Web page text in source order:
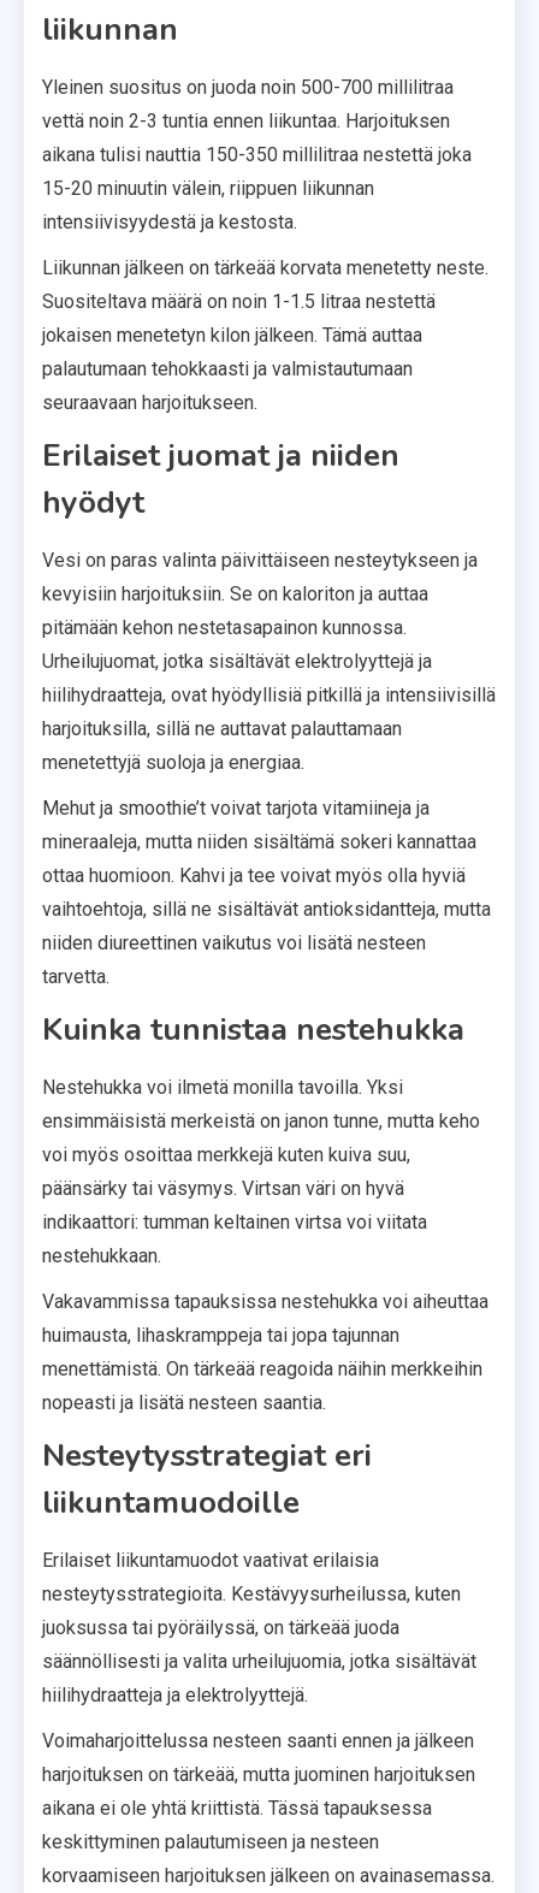
liikunnan
Yleinen suositus on juoda noin 500-700 millilitraa
vettä noin 2-3 tuntia ennen liikuntaa. Harjoituksen
aikana tulisi nauttia 150-350 millilitraa nestettä joka
15-20 minuutin välein, riippuen liikunnan
intensiivisyydestä ja kestosta.
Liikunnan jälkeen on tärkeää korvata menetetty neste.
Suositeltava määrä on noin 1-1.5 litraa nestettä
jokaisen menetetyn kilon jälkeen. Tämä auttaa
palautumaan tehokkaasti ja valmistautumaan
seuraavaan harjoitukseen.
Erilaiset juomat ja niiden
hyödyt
Vesi on paras valinta päivittäiseen nesteytykseen ja
kevyisiin harjoituksiin. Se on kaloriton ja auttaa
pitämään kehon nestetasapainon kunnossa.
Urheilujuomat, jotka sisältävät elektrolyyttejä ja
hiilihydraatteja, ovat hyödyllisiä pitkillä ja intensiivisillä
harjoituksilla, sillä ne auttavat palauttamaan
menetettyjä suoloja ja energiaa.
Mehut ja smoothie’t voivat tarjota vitamiineja ja
mineraaleja, mutta niiden sisältämä sokeri kannattaa
ottaa huomioon. Kahvi ja tee voivat myös olla hyviä
vaihtoehtoja, sillä ne sisältävät antioksidantteja, mutta
niiden diureettinen vaikutus voi lisätä nesteen
tarvetta.
Kuinka tunnistaa nestehukka
Nestehukka voi ilmetä monilla tavoilla. Yksi
ensimmäisistä merkeistä on janon tunne, mutta keho
voi myös osoittaa merkkejä kuten kuiva suu,
päänsärky tai väsymys. Virtsan väri on hyvä
indikaattori: tumman keltainen virtsa voi viitata
nestehukkaan.
Vakavammissa tapauksissa nestehukka voi aiheuttaa
huimausta, lihaskramppeja tai jopa tajunnan
menettämistä. On tärkeää reagoida näihin merkkeihin
nopeasti ja lisätä nesteen saantia.
Nesteytysstrategiat eri
liikuntamuodoille
Erilaiset liikuntamuodot vaativat erilaisia
nesteytysstrategioita. Kestävyysurheilussa, kuten
juoksussa tai pyöräilyssä, on tärkeää juoda
säännöllisesti ja valita urheilujuomia, jotka sisältävät
hiilihydraatteja ja elektrolyyttejä.
Voimaharjoittelussa nesteen saanti ennen ja jälkeen
harjoituksen on tärkeää, mutta juominen harjoituksen
aikana ei ole yhtä kriittistä. Tässä tapauksessa
keskittyminen palautumiseen ja nesteen
korvaamiseen harjoituksen jälkeen on avainasemassa.